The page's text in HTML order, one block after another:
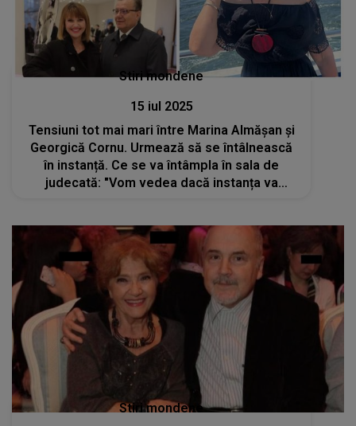
Stiri mondene
15 iul 2025
Tensiuni tot mai mari între Marina Almășan și
Georgică Cornu. Urmează să se întâlnească
în instanță. Ce se va întâmpla în sala de
judecată: "Vom vedea dacă instanța va
Stiri mondene